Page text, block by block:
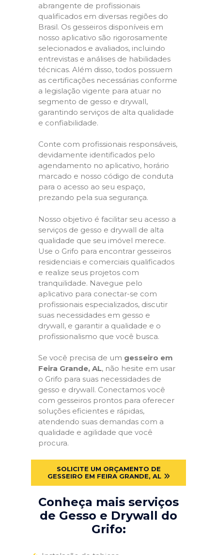
abrangente de profissionais
qualificados em diversas regiões do
Brasil. Os gesseiros disponíveis em
nosso aplicativo são rigorosamente
selecionados e avaliados, incluindo
entrevistas e análises de habilidades
técnicas. Além disso, todos possuem
as certificações necessárias conforme
a legislação vigente para atuar no
segmento de gesso e drywall,
garantindo serviços de alta qualidade
e confiabilidade.
Conte com profissionais responsáveis,
devidamente identificados pelo
agendamento no aplicativo, horário
marcado e nosso código de conduta
para o acesso ao seu espaço,
prezando pela sua segurança.
Nosso objetivo é facilitar seu acesso a
serviços de gesso e drywall de alta
qualidade que seu imóvel merece.
Use o Grifo para encontrar gesseiros
residenciais e comerciais qualificados
e realize seus projetos com
tranquilidade. Navegue pelo
aplicativo para conectar-se com
profissionais especializados, discutir
suas necessidades em gesso e
drywall, e garantir a qualidade e o
profissionalismo que você busca.
Se você precisa de um gesseiro em
Feira Grande, AL, não hesite em usar
o Grifo para suas necessidades de
gesso e drywall. Conectamos você
com gesseiros prontos para oferecer
soluções eficientes e rápidas,
atendendo suas demandas com a
qualidade e agilidade que você
procura.
SOLICITE UM ORÇAMENTO DE
GESSEIRO EM FEIRA GRANDE, AL
Conheça mais serviços
de Gesso e Drywall do
Grifo: